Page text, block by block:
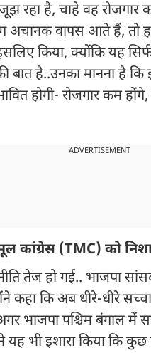
है, चाहे वह रोजगार
वापस आते हैं, तो
किया, क्योंकि यह
है..उनका मानना है कि
होगी- रोजगार कम
ADVERTISEMENT
कांग्रेस (TMC) को
तेज हो गई.. भाजपा
कहा कि अब धीरे-धीरे
भाजपा पश्चिम बंगाल में
भी इशारा किया कि कुछ